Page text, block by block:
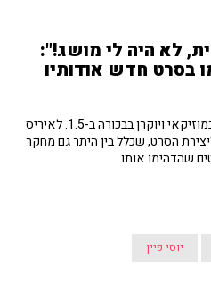
לא היה לי מושג!":
בסרט חדש אודותיו
מי אתה, יוסי פיין? סרט חדש עוסק במוזיקאי ויוקרן בבכורה ב-1.5. לאיריס
הסרט, שכלל בין היתר גם מחקר
שהדהימו אותו
יוסי פיין